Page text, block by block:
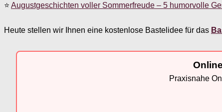
⭐ Augustgeschichten voller Sommerfreude – 5 humorvolle
Heute stellen wir Ihnen eine kostenlose Bastelidee für das
Praxisnahe